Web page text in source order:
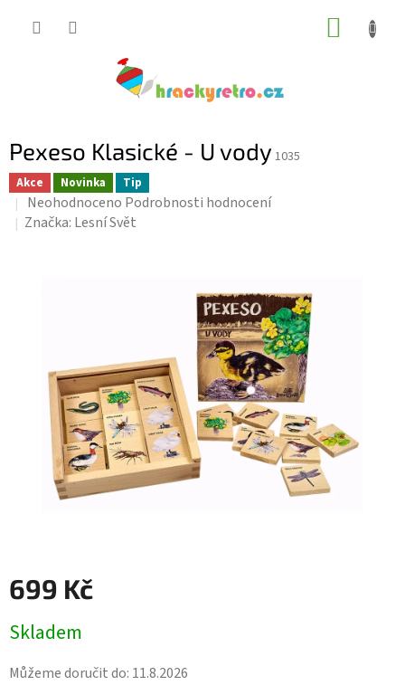
Pexeso Klasické - U vody 1035
Akce Novinka Tip
Průměrné
hodnocení
Neohodnoceno Podrobnosti hodnocení
Značka: Lesní Svět
699 Kč
cena:
Skladem
Můžeme doručit do: 11.8.2026